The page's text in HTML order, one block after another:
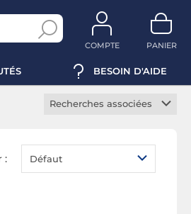
COMPTE PANIER
BESOIN D'AIDE
Recherches associées
Souris ergonomique
Souris verticale
: Défaut